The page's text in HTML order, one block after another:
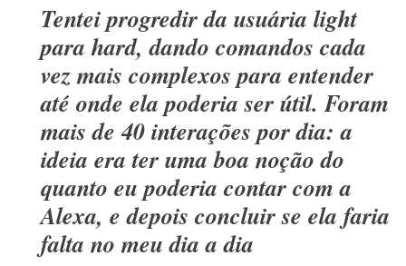
Tentei progredir da usuária light
parahard, dando comandos cada
vez mais complexos para entender
até onde ela poderia ser útil. Foram
mais de 40 interações por dia: a
ideia era ter uma boa noção do
quanto eu poderia contar com a
Alexa, e depois concluir se ela faria
falta no meu dia a dia